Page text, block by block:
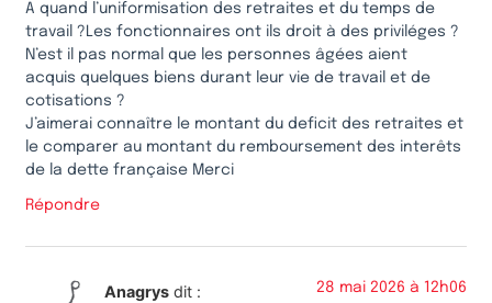
A quand l’uniformisation des retraites et du temps de
travail ?Les fonctionnaires ont ils droit à des priviléges ?
N’est il pas normal que les personnes âgées aient
acquis quelques biens durant leur vie de travail et de
cotisations ?
J’aimerai connaître le montant du deficit des retraites et
le comparer au montant du remboursement des interêts
de la dette française Merci
Répondre
Anagrys dit : 28 mai 2026 à 12h06